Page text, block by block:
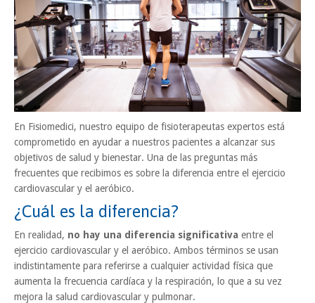
En Fisiomedici, nuestro equipo de fisioterapeutas expertos está
comprometido en ayudar a nuestros pacientes a alcanzar sus
objetivos de salud y bienestar. Una de las preguntas más
frecuentes que recibimos es sobre la diferencia entre el ejercicio
cardiovascular y el aeróbico.
¿Cuál es la diferencia?
En realidad, no hay una diferencia significativa entre el
ejercicio cardiovascular y el aeróbico. Ambos términos se usan
indistintamente para referirse a cualquier actividad física que
aumenta la frecuencia cardíaca y la respiración, lo que a su vez
mejora la salud cardiovascular y pulmonar.